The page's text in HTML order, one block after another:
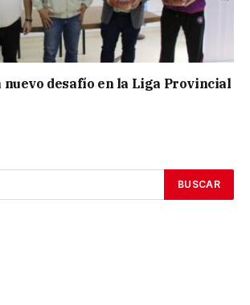
nuevo desafío en la Liga Provincial